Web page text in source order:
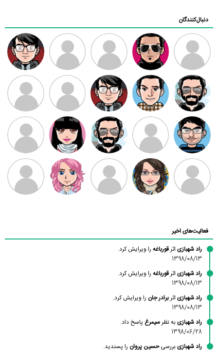
دنبال‌کنندگان
ممدرضا رضا کاظمی زهرا ~ ابتین
سید محمد
موسوی
مهدی فرهمند مهدی سلطانی داود رضیی
طرفدار میلی
بابی براون
کیوان کیانی
سامان راحمی امیردلتا امیروو ملیکا منتظری عارفه داستانپور
فعالیت‌های اخیر
راد شهبازی اثرقورباغه را ویرایش کرد.
1398/08/13
راد شهبازی اثرقورباغه را ویرایش کرد.
1398/08/13
راد شهبازی اثربرادر جان را ویرایش کرد.
1398/08/13
راد شهبازیبه نظرسیمرغ پاسخ داد.
1398/06/28
راد شهبازیبررسیحسین پروان را پسندید.